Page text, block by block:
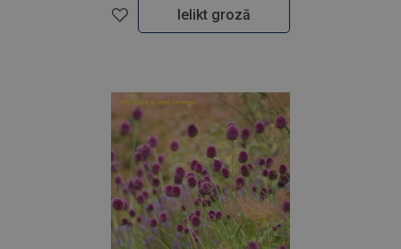
Ielikt grozā